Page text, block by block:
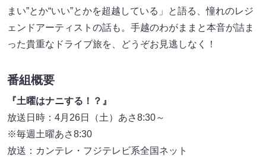
まい”とか“いい”とかを超越している」と語る、憧れのレジ
ェンドアーティストの話も。手越のわがままと本音が詰ま
った貴重なドライブ旅を、どうぞお見逃しなく！
番組概要
『土曜はナニする！？』
放送日時：4月26日（土）あさ8:30～
※毎週土曜あさ8:30
放送：カンテレ・フジテレビ系全国ネット